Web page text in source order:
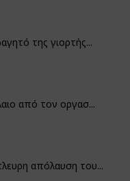
της γιορτής...
από τον οργασ...
απόλαυση του...